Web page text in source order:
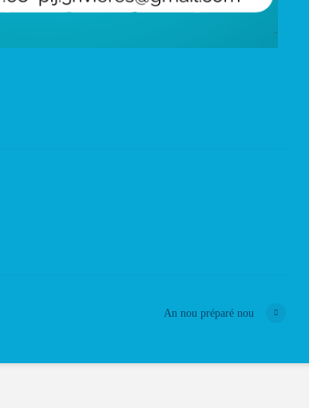
An nou préparé nou